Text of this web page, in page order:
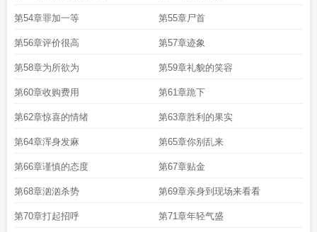
第54章罪加一等 第55章尸首
第56章评价很高 第57章迹象
第58章为所欲为 第59章礼貌的笑容
第60章收购费用 第61章跪下
第62章惊喜的情绪 第63章胜利的果实
第64章浑身发麻 第65章你别乱来
第66章谨慎的态度 第67章贴金
第68章汹汹杀势 第69章亲身到现场来看看
第70章打起招呼 第71章年轻气盛